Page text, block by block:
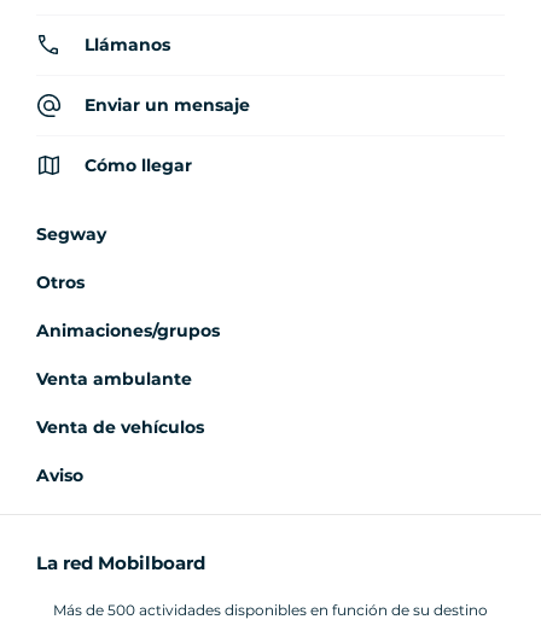
Llámanos
Enviar un mensaje
Cómo llegar
Segway
Otros
Animaciones/grupos
Venta ambulante
Venta de vehículos
Aviso
La red Mobilboard
Más de 500 actividades disponibles en función de su destino